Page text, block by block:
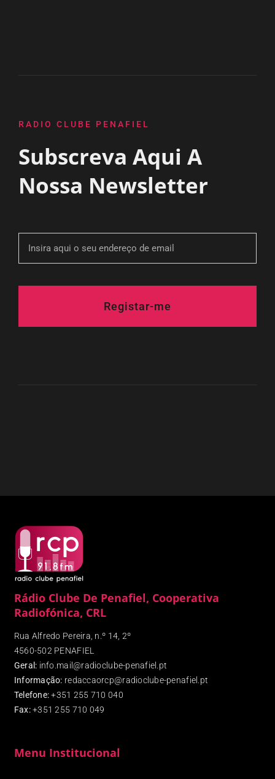
RADIO CLUBE PENAFIEL
Subscreva Aqui A
Nossa Newsletter
Registar-me
Rádio Clube De Penafiel, Cooperativa
Radiofónica, CRL
Rua Alfredo Pereira, n.º 14, 2º
4560-502 PENAFIEL
Geral: info.mail@radioclube-penafiel.pt
Informação: redaccaorcp@radioclube-penafiel.pt
Telefone: +351 255 710 040
Fax:+351 255 710 049
Menu Institucional